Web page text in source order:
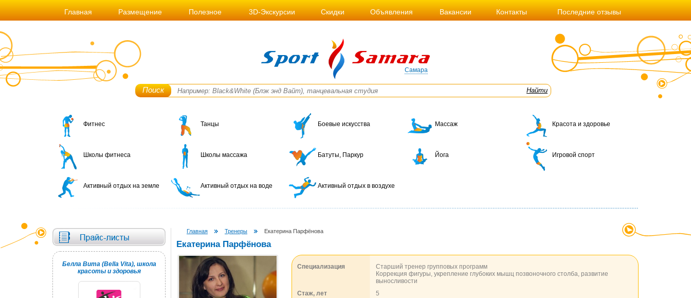
Главная Размещение Полезное 3D-Экскурсии Скидки Объявления Вакансии Контакты Последние отзывы
Самара
Поиск
Фитнес Танцы Боевые искусства Массаж Красота и здоровье
Школы фитнеса Школы массажа Батуты, Паркур Йога Игровой спорт
Активный отдых на земле Активный отдых на воде Активный отдых в воздухе
Белла Вита (Bella Vita), школа
красоты и здоровья
Главная Тренеры Екатерина Парфёнова
Екатерина Парфёнова
Специализация
Старший тренер групповых программ
Коррекция фигуры, укрепление глубоких мышц позвоночного столба, развитие
выносливости
Стаж, лет
5